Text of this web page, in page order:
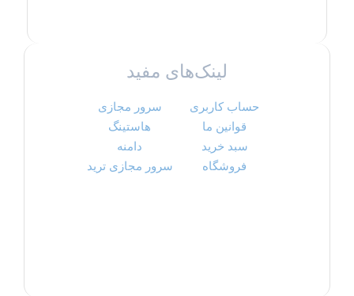
لینک‌های مفید
حساب کاربری
قوانین ما
سبد خرید
فروشگاه
سرور مجازی
هاستینگ
دامنه
سرور مجازی ترید